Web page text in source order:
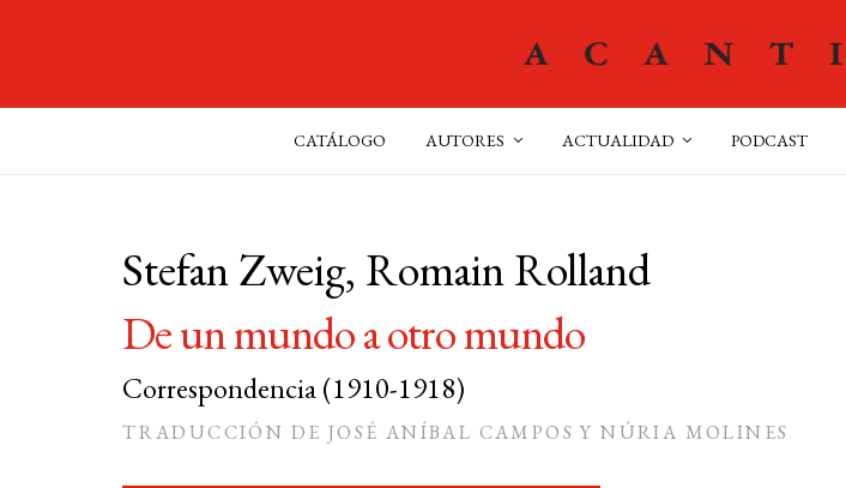
CATÁLOGO AUTORES ACTUALIDAD PODCAST
Stefan Zweig, Romain Rolland
De un mundo a otro mundo
Correspondencia (1910-1918)
TRADUCCIÓN DE JOSÉ ANÍBAL CAMPOS Y NÚRIA MOLINES